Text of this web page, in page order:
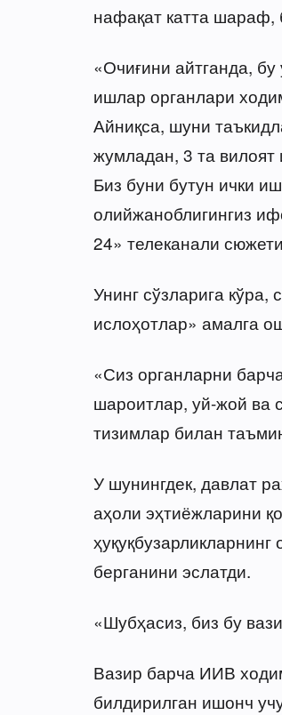
нафақат катта шараф,
«Очиғини айтганда,
ишлар органлари
Айниқса, шуни
жумладан, 3 та
Биз буни бутун ички
олийжаноблигингиз
24» телеканали
Унинг сўзларига кўра,
ислоҳотлар» амалга
«Сиз органларни
шароитлар, уй-жой ва
тизимлар билан
У шунингдек, давлат
аҳоли эҳтиёжларини
берганини эслатди.
«Шубҳасиз, биз бу
Вазир барча ИИВ
билдирилган ишонч